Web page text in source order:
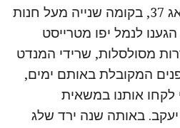
שם גרנו ברחוב דרך פראג 37, בקומה שנייה מעל חנות
לנמל יפו מטרייסט
זוכר גדרות מסולסלות, שרידי המנדט
המקובלת באותם ימים,
לקחו אותנו במשאית
באותה שנה ירד שלג